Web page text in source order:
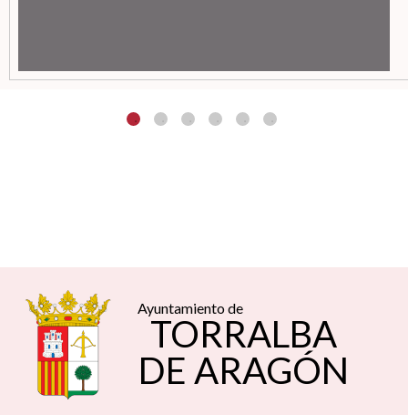
Ayuntamiento de
TORRALBA
DE ARAGÓN